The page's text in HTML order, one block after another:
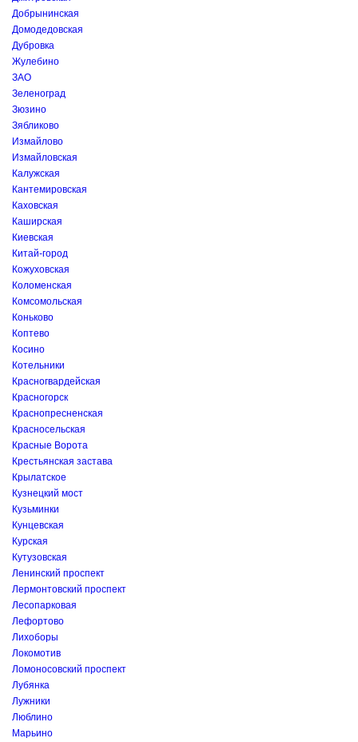
Добрынинская
Домодедовская
Дубровка
Жулебино
ЗАО
Зеленоград
Зюзино
Зябликово
Измайлово
Измайловская
Калужская
Кантемировская
Каховская
Каширская
Киевская
Китай-город
Кожуховская
Коломенская
Комсомольская
Коньково
Коптево
Косино
Котельники
Красногвардейская
Красногорск
Краснопресненская
Красносельская
Красные Ворота
Крестьянская застава
Крылатское
Кузнецкий мост
Кузьминки
Кунцевская
Курская
Кутузовская
Ленинский проспект
Лермонтовский проспект
Лесопарковая
Лефортово
Лихоборы
Локомотив
Ломоносовский проспект
Лубянка
Лужники
Люблино
Марьино